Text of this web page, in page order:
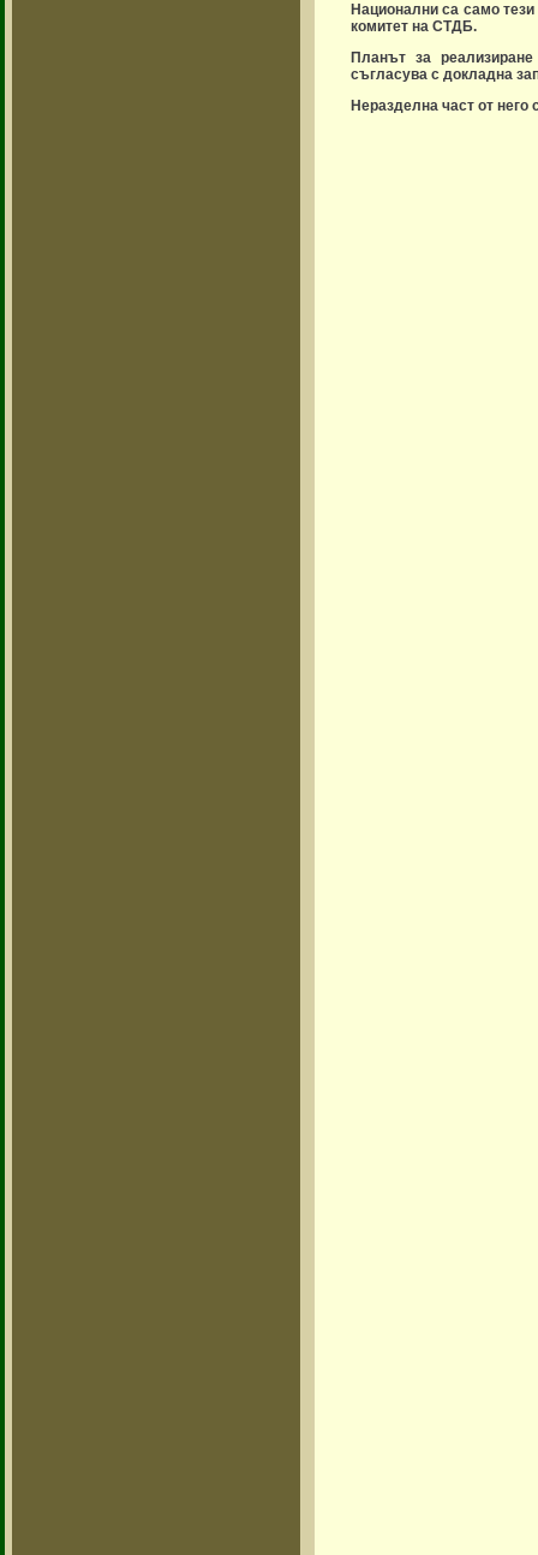
Национални са само
комитет на СТДБ.
Планът за
съгласува с докладна
Неразделна част от него